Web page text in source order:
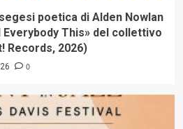
poetica di Alden Nowlan
Everybody This» del collettivo
Records, 2026)
0